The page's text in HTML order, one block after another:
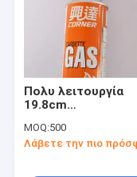
Πολυ λειτουργία
19.8cm
φανός βουτανίου
MOQ:500